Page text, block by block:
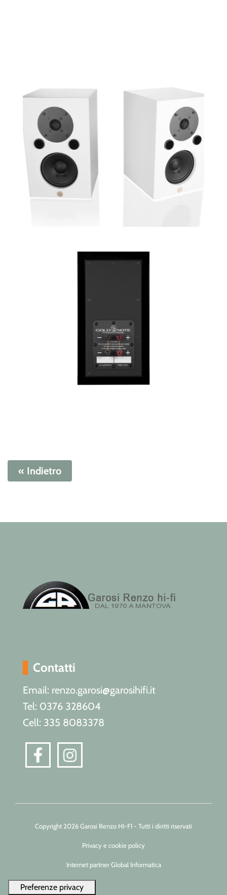
« Indietro
Contatti
Email: renzo.garosi@garosihifi.it
Tel: 0376 328604
Cell: 335 8083378
Copyright 2026 Garosi Renzo HI-FI - Tutti i diritti riservati
Privacy e cookie policy
Internet partner Global Informatica